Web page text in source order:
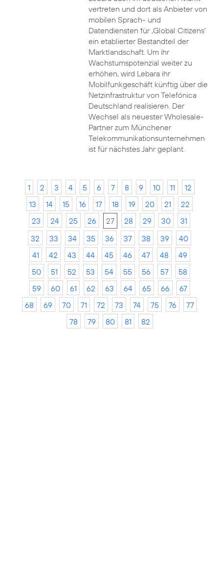
vertreten und dort als Anbieter von
mobilen Sprach- und
Datendiensten für ‚Global Citizens‘
ein etablierter Bestandteil der
Marktlandschaft. Um ihr
Wachstumspotenzial weiter zu
erhöhen, wird Lebara ihr
Mobilfunkgeschäft künftig über die
Netzinfrastruktur von Telefónica
Deutschland realisieren. Der
Wechsel als neuester Wholesale-
Partner zum Münchener
Telekommunikationsunternehmen
ist für nächstes Jahr geplant.
1 2 3 4 5 6 7 8 9 10 11
12
13
14 15 16 17 18 19 20 21
22
23
24 25 26 27 28 29 30
31
32
33 34 35 36 37 38 39
40
41
42 43 44 45 46 47 48
49
50
51 52 53 54 55 56 57
58
59
60 61 62 63 64 65 66
67
68
69 70 71 72 73 74 75 76
77
78
79 80 81 82